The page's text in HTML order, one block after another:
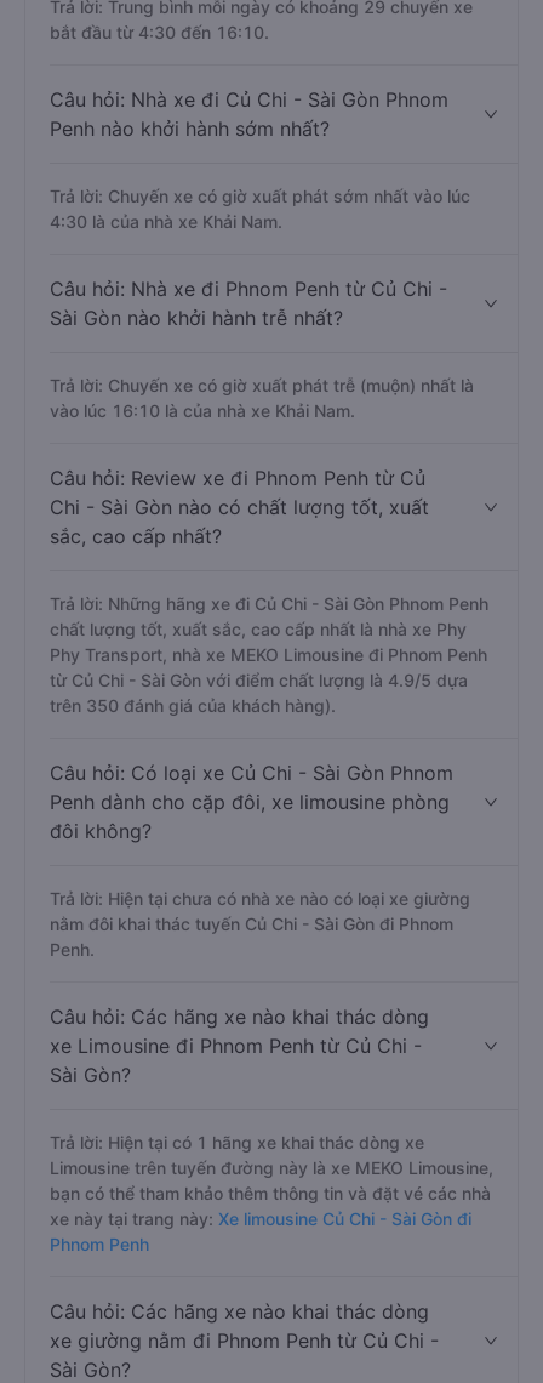
Trả lời: Trung bình mỗi ngày có khoảng 29 chuyến xe
bắt đầu từ 4:30 đến 16:10.
Câu hỏi: Nhà xe đi Củ Chi - Sài Gòn Phnom
Penh nào khởi hành sớm nhất?
Trả lời: Chuyến xe có giờ xuất phát sớm nhất vào lúc
4:30 là của nhà xe Khải Nam.
Câu hỏi: Nhà xe đi Phnom Penh từ Củ Chi -
Sài Gòn nào khởi hành trễ nhất?
Trả lời: Chuyến xe có giờ xuất phát trễ (muộn) nhất là
vào lúc 16:10 là của nhà xe Khải Nam.
Câu hỏi: Review xe đi Phnom Penh từ Củ
Chi - Sài Gòn nào có chất lượng tốt, xuất
sắc, cao cấp nhất?
Trả lời: Những hãng xe đi Củ Chi - Sài Gòn Phnom Penh
chất lượng tốt, xuất sắc, cao cấp nhất là nhà xe Phy
Phy Transport, nhà xe MEKO Limousine đi Phnom Penh
từ Củ Chi - Sài Gòn với điểm chất lượng là 4.9/5 dựa
trên 350 đánh giá của khách hàng).
Câu hỏi: Có loại xe Củ Chi - Sài Gòn Phnom
Penh dành cho cặp đôi, xe limousine phòng
đôi không?
Trả lời: Hiện tại chưa có nhà xe nào có loại xe giường
nằm đôi khai thác tuyến Củ Chi - Sài Gòn đi Phnom
Penh.
Câu hỏi: Các hãng xe nào khai thác dòng
xe Limousine đi Phnom Penh từ Củ Chi -
Sài Gòn?
Trả lời: Hiện tại có 1 hãng xe khai thác dòng xe
Limousine trên tuyến đường này là xe MEKO Limousine,
bạn có thể tham khảo thêm thông tin và đặt vé các nhà
xe này tại trang này: Xe limousine Củ Chi - Sài Gòn đi
Phnom Penh
Câu hỏi: Các hãng xe nào khai thác dòng
xe giường nằm đi Phnom Penh từ Củ Chi -
Sài Gòn?